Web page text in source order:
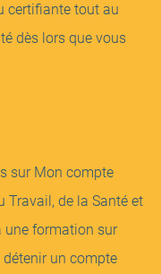
certifiante tout au
dès lors que vous
sur Mon compte
Travail, de la Santé et
une formation sur
un compte